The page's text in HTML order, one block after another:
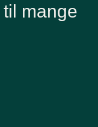
mange